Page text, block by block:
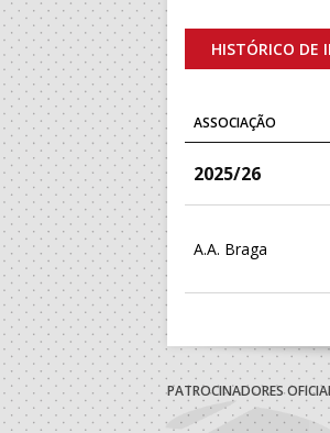
HISTÓRICO DE
ASSOCIAÇÃO
2025/26
A.A. Braga
PATROCINADORES